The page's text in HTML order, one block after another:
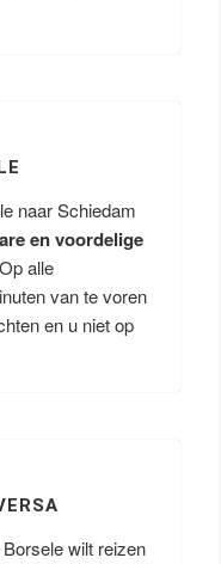
naar Schiedam
en voordelige
alle
van te voren
en u niet op
wilt reizen